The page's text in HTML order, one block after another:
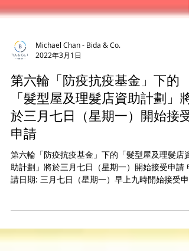
Michael Chan - Bida & Co.
2022年3月1日
第六輪「防疫抗疫基金」下的
「髮型屋及理髮店資助計劃」將
於三月七日（星期一）開始接受
申請
第六輪「防疫抗疫基金」下的「髮型屋及理髮店資
請日期: 三月七日（星期一）早上九時開始接受申